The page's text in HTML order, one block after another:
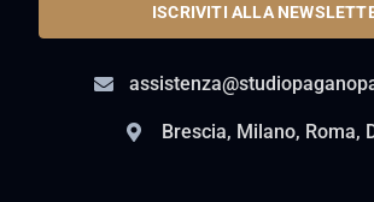
ISCRIVITI ALLA
Brescia, Milano, Roma,